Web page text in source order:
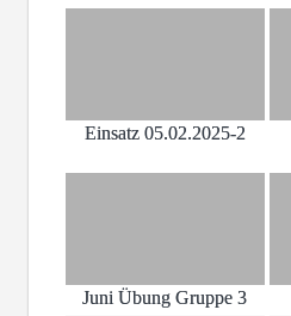
Einsatz 05.02.2025-2
Juni Übung Gruppe 3